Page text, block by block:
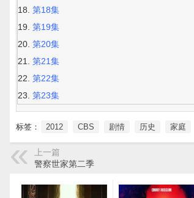
第18集
第19集
第20集
第21集
第22集
第23集
标签： 2012 CBS 剧情 历史 家庭
上一篇
警察世家第二季